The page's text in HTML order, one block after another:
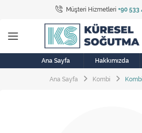
Müşteri Hizmetleri +90 533
Tüm
Bulaşık Makinesi
Buzdolabı
Çamaşır Kurutma
Ana Sayfa Hakkımızda
Ana Sayfa Kombi